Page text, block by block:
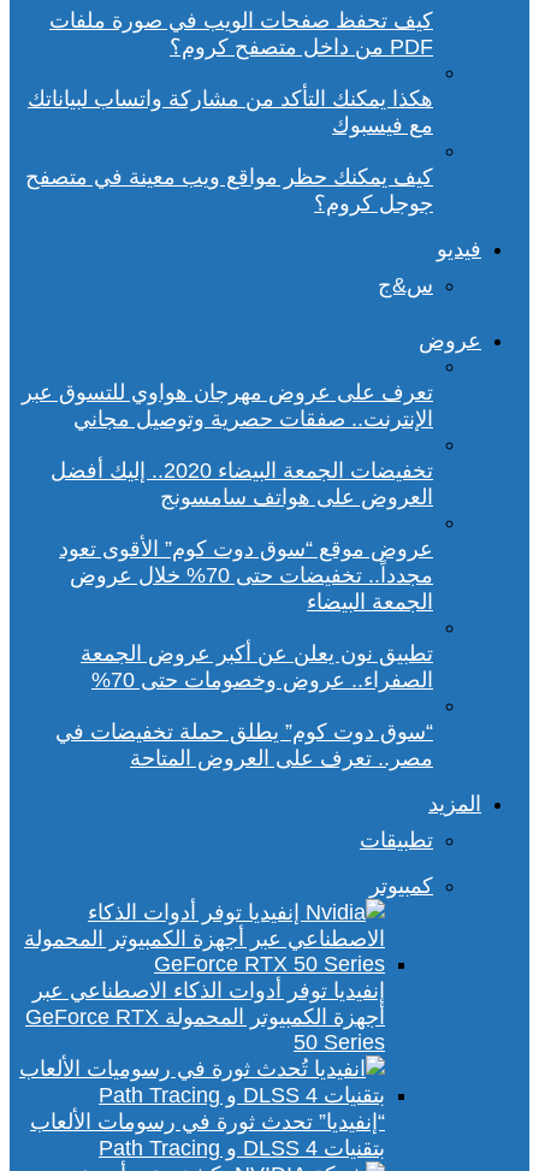
كيف تحفظ صفحات الويب في صورة ملفات
PDF من داخل متصفح كروم؟
هكذا يمكنك التأكد من مشاركة واتساب لبياناتك
مع فيسبوك
كيف يمكنك حظر مواقع ويب معينة في متصفح
جوجل كروم؟
فيديو
س&ج
عروض
تعرف على عروض مهرجان هواوي للتسوق عبر
الإنترنت.. صفقات حصرية وتوصيل مجاني
تخفيضات الجمعة البيضاء 2020.. إليك أفضل
العروض على هواتف سامسونج
عروض موقع “سوق دوت كوم” الأقوى تعود
مجدداً.. تخفيضات حتى 70% خلال عروض
الجمعة البيضاء
تطبيق نون يعلن عن أكبر عروض الجمعة
الصفراء.. عروض وخصومات حتى 70%
“سوق دوت كوم” يطلق حملة تخفيضات في
مصر.. تعرف على العروض المتاحة
المزيد
تطبيقات
كمبيوتر
إنفيديا توفر أدوات الذكاء الاصطناعي عبر
أجهزة الكمبيوتر المحمولة GeForce RTX
50 Series
“إنفيديا” تحدث ثورة في رسومات الألعاب
بتقنيات DLSS 4 و Path Tracing